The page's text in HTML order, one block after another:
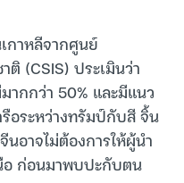
กาหลีจากศูนย์
ติ (CSIS) ประเมินว่า
กกว่า 50% และมีแนว
อระหว่างทรัมป์กับสี จิ้น
อาจไม่ต้องการให้ผู้นำ
อ ก่อนมาพบปะกับตน